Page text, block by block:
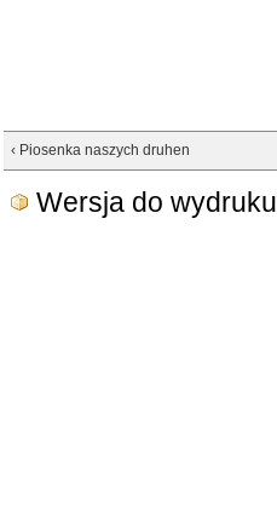
‹ Piosenka naszych druhen
Wersja do wydruku